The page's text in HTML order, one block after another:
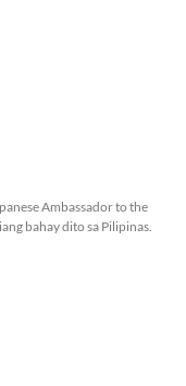
Ambassador to the
bahay dito sa Pilipinas.